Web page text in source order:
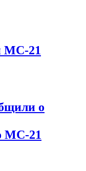
МС-21
о
МС-21